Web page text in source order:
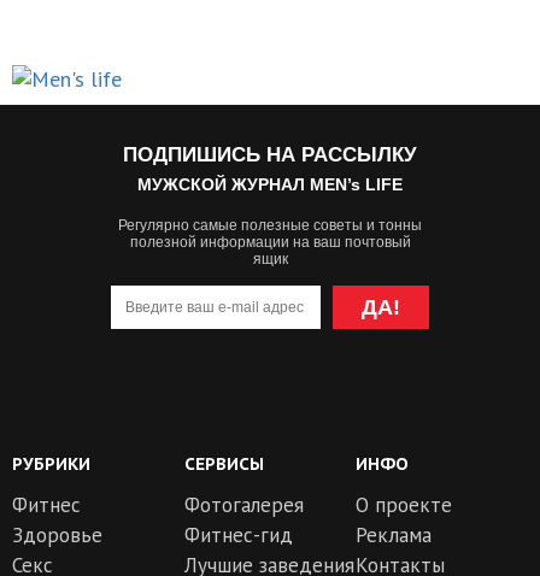
ПОДПИШИСЬ НА РАССЫЛКУ
МУЖСКОЙ ЖУРНАЛ MEN’s LIFE
Регулярно самые полезные советы и тонны
полезной информации на ваш почтовый
ящик
ДА!
РУБРИКИ
Фитнес
Здоровье
Секс
СЕРВИСЫ
Фотогалерея
Фитнес-гид
Лучшие заведения
ИНФО
О проекте
Реклама
Контакты